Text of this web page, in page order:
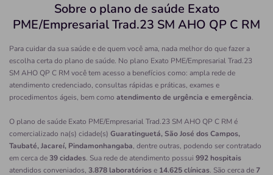
Sobre o plano de saúde Exato
PME/Empresarial Trad.23 SM AHO QP C RM
Para cuidar da sua saúde e de quem você ama, nada melhor do que fazer a
escolha certa do plano de saúde. No plano Exato PME/Empresarial Trad.23
SM AHO QP C RM você tem acesso a benefícios como: ampla rede de
atendimento credenciado, consultas rápidas e práticas, exames e
procedimentos ágeis, bem como atendimento de urgência e emergência.
O plano de saúde Exato PME/Empresarial Trad.23 SM AHO QP C RM é
comercializado na(s) cidade(s) Guaratinguetá, São José dos Campos,
Taubaté, Jacareí, Pindamonhangaba, dentre outras, podendo ser contratado
em cerca de39 cidades. Sua rede de atendimento possui 992 hospitais
atendidos conveniados, 3.878 laboratóriose 14.625 clínicas. São cerca de7